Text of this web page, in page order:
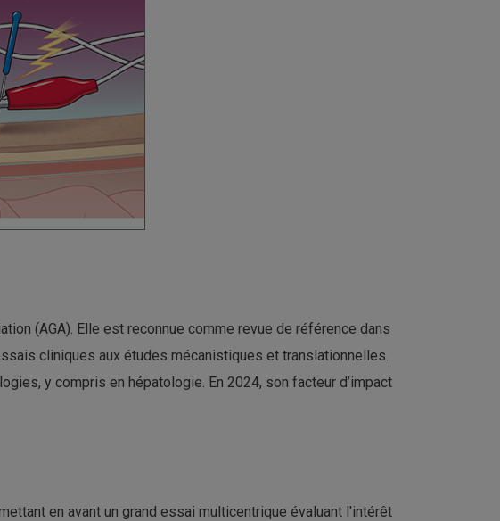
(AGA). Elle est reconnue comme revue de référence dans
cliniques aux études mécanistiques et translationnelles.
y compris en hépatologie. En 2024, son facteur d’impact
en avant un grand essai multicentrique évaluant l'intérêt